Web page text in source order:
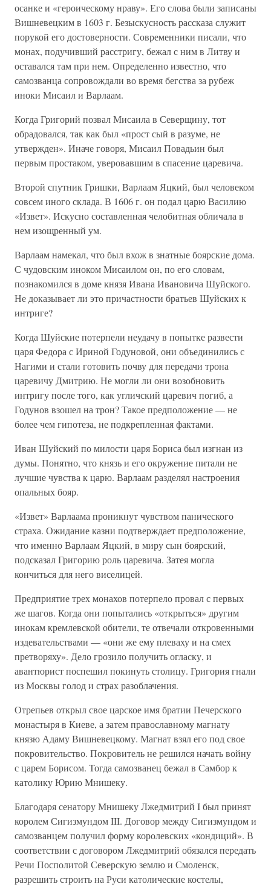
осанке и «героическому нраву». Его слова были записаны
Вишневецким в 1603 г. Безыскусность рассказа служит
порукой его достоверности. Современники писали, что
монах, подучивший расстригу, бежал с ним в Литву и
оставался там при нем. Определенно известно, что
самозванца сопровождали во время бегства за рубеж
иноки Мисаил и Варлаам.
Когда Григорий позвал Мисаила в Северщину, тот
обрадовался, так как был «прост сый в разуме, не
утвержден». Иначе говоря, Мисаил Повадьин был
первым простаком, уверовавшим в спасение царевича.
Второй спутник Гришки, Варлаам Яцкий, был человеком
совсем иного склада. В 1606 г. он подал царю Василию
«Извет». Искусно составленная челобитная обличала в
нем изощренный ум.
Варлаам намекал, что был вхож в знатные боярские дома.
С чудовским иноком Мисаилом он, по его словам,
познакомился в доме князя Ивана Ивановича Шуйского.
Не доказывает ли это причастности братьев Шуйских к
интриге?
Когда Шуйские потерпели неудачу в попытке развести
царя Федора с Ириной Годуновой, они объединились с
Нагими и стали готовить почву для передачи трона
царевичу Дмитрию. Не могли ли они возобновить
интригу после того, как угличский царевич погиб, а
Годунов взошел на трон? Такое предположение — не
более чем гипотеза, не подкрепленная фактами.
Иван Шуйский по милости царя Бориса был изгнан из
думы. Понятно, что князь и его окружение питали не
лучшие чувства к царю. Варлаам разделял настроения
опальных бояр.
«Извет» Варлаама проникнут чувством панического
страха. Ожидание казни подтверждает предположение,
что именно Варлаам Яцкий, в миру сын боярский,
подсказал Григорию роль царевича. Затея могла
кончиться для него виселицей.
Предприятие трех монахов потерпело провал с первых
же шагов. Когда они попытались «открыться» другим
инокам кремлевской обители, те отвечали откровенными
издевательствами — «они же ему плеваху и на смех
претворяху». Дело грозило получить огласку, и
авантюрист поспешил покинуть столицу. Григория гнали
из Москвы голод и страх разоблачения.
Отрепьев открыл свое царское имя братии Печерского
монастыря в Киеве, а затем православному магнату
князю Адаму Вишневецкому. Магнат взял его под свое
покровительство. Покровитель не решился начать войну
с царем Борисом. Тогда самозванец бежал в Самбор к
католику Юрию Мнишеку.
Благодаря сенатору Мнишеку Лжедмитрий I был принят
королем Сигизмундом III. Договор между Сигизмундом и
самозванцем получил форму королевских «кондиций». В
соответствии с договором Лжедмитрий обязался передать
Речи Посполитой Северскую землю и Смоленск,
разрешить строить на Руси католические костелы,